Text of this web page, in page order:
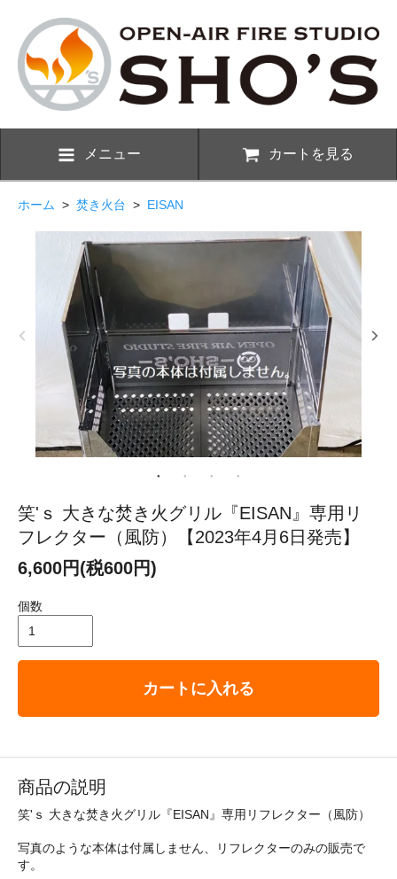
メニュー カートを見る
ホーム > 焚き火台 > EISAN
笑'ｓ 大きな焚き火グリル『EISAN』専用リ
フレクター（風防）【2023年4月6日発売】
6,600円(税600円)
個数
カートに入れる
商品の説明
笑'ｓ 大きな焚き火グリル『EISAN』専用リフレクター（風防）
写真のような本体は付属しません、リフレクターのみの販売で
す。